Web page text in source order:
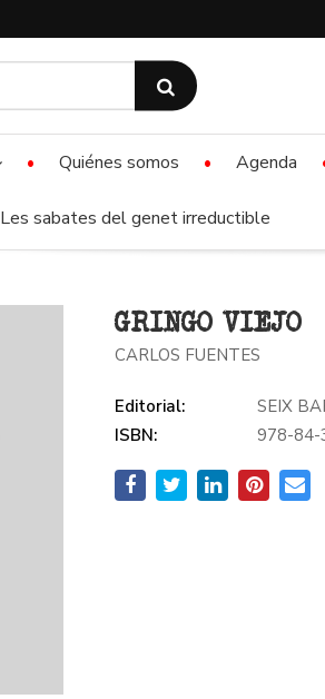
Quiénes somos Agenda
Les sabates del genet irreductible
GRINGO VIEJO
CARLOS FUENTES
Editorial:
SEIX
ISBN:
978-